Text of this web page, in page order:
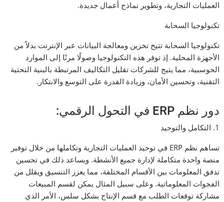
العمليات التجارية، وتطوير نماذج أعمال جديدة.
تكنولوجيا السحابة
تكنولوجيا السحابة تتيح تخزين ومعالجة البيانات عبر الإنترنت بدلاً من
الأجهزة المحلية. إذ توفر هذه التكنولوجيا وصولًا مرنًا إلى الموارد
الحوسبية، مما يتيح للشركات تقليل التكاليف المرتبطة بالبنية التحتية
التقنية، وتحسين الأمان، وزيادة القدرة على التوسع والابتكار.
دور نظم ERP في التحول الرقمي:
1. التكامل والتوحيد
تساهم نظم ERP في توحيد العمليات التجارية وتكاملها من خلال توفير
منصة واحدة متكاملة لإدارة جميع الأنشطة. ويساعد ذلك في تحسين
تدفق المعلومات بين الأقسام المختلفة، مما يعزز التنسيق ويقلل من
الفجوات المعلوماتية. وعلى سبيل المثال يمكن لقسم المبيعات
مشاركة توقعات الطلب مع قسم الإنتاج بشكل سلس، الأمر الذي